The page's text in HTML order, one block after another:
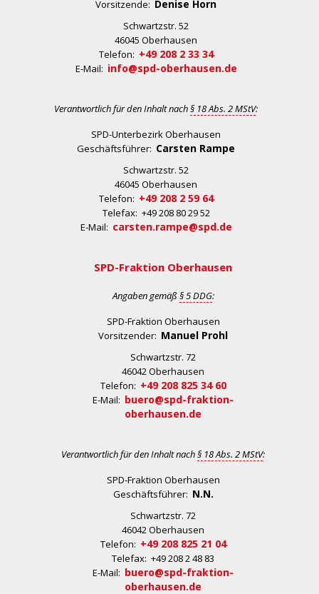
Vorsitzende: Denise Horn
Schwartzstr. 52
46045 Oberhausen
Telefon: +49 208 2 33 34
E-Mail: info@spd-oberhausen.de
Verantwortlich für den Inhalt nach§ 18 Abs. 2 MStV:
SPD-Unterbezirk Oberhausen
Geschäftsführer: Carsten Rampe
Schwartzstr. 52
46045 Oberhausen
Telefon: +49 208 2 59 64
Telefax: +49 208 80 29 52
E-Mail: carsten.rampe@spd.de
SPD-Fraktion Oberhausen
Angaben gemäß § 5 DDG:
SPD-Fraktion Oberhausen
Vorsitzender: Manuel Prohl
Schwartzstr. 72
46042 Oberhausen
Telefon: +49 208 825 34 60
E-Mail: buero@spd-fraktion-
oberhausen.de
Verantwortlich für den Inhalt nach§ 18 Abs. 2 MStV:
SPD-Fraktion Oberhausen
Geschäftsführer: N.N.
Schwartzstr. 72
46042 Oberhausen
Telefon: +49 208 825 21 04
Telefax: +49 208 2 48 83
E-Mail: buero@spd-fraktion-
oberhausen.de